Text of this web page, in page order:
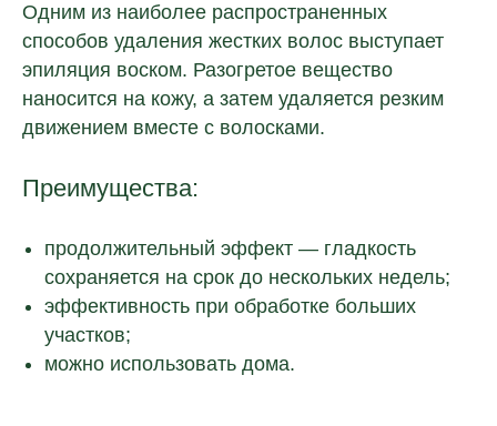
Одним из наиболее распространенных
способов удаления жестких волос выступает
эпиляция воском. Разогретое вещество
наносится на кожу, а затем удаляется резким
движением вместе с волосками.
Преимущества:
продолжительный эффект — гладкость
сохраняется на срок до нескольких недель;
эффективность при обработке больших
участков;
можно использовать дома.